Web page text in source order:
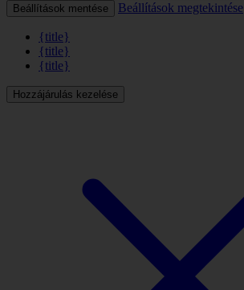
Beállítások mentése
Beállítások megtekintése
{title}
{title}
{title}
Hozzájárulás kezelése